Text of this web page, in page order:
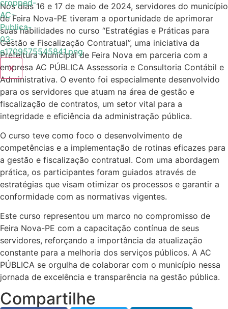
X
Nos dias 16 e 17 de maio de 2024, servidores do município
de Feira Nova-PE tiveram a oportunidade de aprimorar
suas habilidades no curso “Estratégias e Práticas para
Gestão e Fiscalização Contratual”, uma iniciativa da
Prefeitura Municipal de Feira Nova em parceria com a
empresa AC PÚBLICA Assessoria e Consultoria Contábil e
Administrativa. O evento foi especialmente desenvolvido
para os servidores que atuam na área de gestão e
fiscalização de contratos, um setor vital para a
integridade e eficiência da administração pública.
O curso teve como foco o desenvolvimento de
competências e a implementação de rotinas eficazes para
a gestão e fiscalização contratual. Com uma abordagem
prática, os participantes foram guiados através de
estratégias que visam otimizar os processos e garantir a
conformidade com as normativas vigentes.
Este curso representou um marco no compromisso de
Feira Nova-PE com a capacitação contínua de seus
servidores, reforçando a importância da atualização
constante para a melhoria dos serviços públicos. A AC
PÚBLICA se orgulha de colaborar com o município nessa
jornada de excelência e transparência na gestão pública.
Compartilhe